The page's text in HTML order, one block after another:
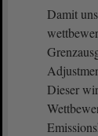
Damit
Dieser